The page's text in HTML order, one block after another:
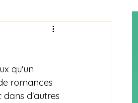
qu'un
romances
dans d'autres